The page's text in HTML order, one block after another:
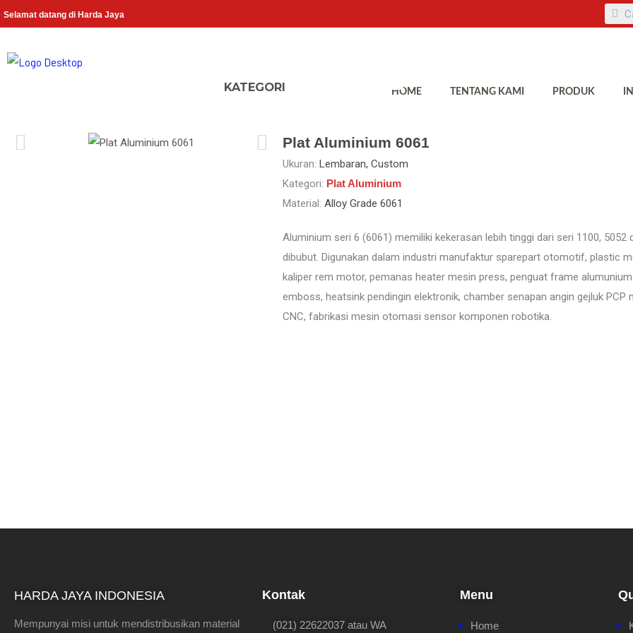
Selamat datang di Harda Jaya
HOME TENTANG KAMI PRODUK
Plat Aluminium 6061
Ukuran: Lembaran, Custom
Kategori: Plat Aluminium
Material: Alloy Grade 6061
Aluminium seri 6 (6061) memiliki kekerasan lebih tinggi dari seri 1100, 5052
dibubut. Digunakan dalam industri manufaktur sparepart otomotif, plastic
kaliper rem motor, pemanas heater mesin press, penguat frame
emboss, heatsink pendingin elektronik, chamber senapan angin gejluk
CNC, fabrikasi mesin otomasi sensor komponen robotika.
HARDA JAYA INDONESIA
Mempunyai misi untuk mendistribusikan material
Kontak
(021) 22622037 atau WA
Menu
Home